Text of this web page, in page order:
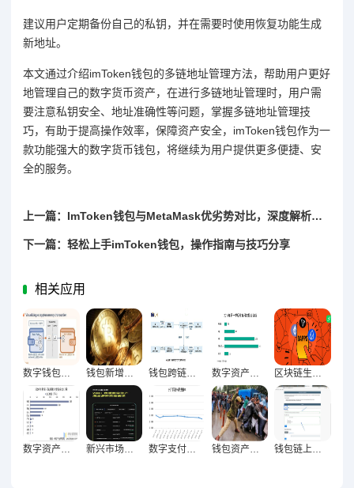
建议用户定期备份自己的私钥，并在需要时使用恢复功能生成
新地址。
本文通过介绍imToken钱包的多链地址管理方法，帮助用户更好
地管理自己的数字货币资产，在进行多链地址管理时，用户需
要注意私钥安全、地址准确性等问题，掌握多链地址管理技
巧，有助于提高操作效率，保障资产安全，imToken钱包作为一
款功能强大的数字货币钱包，将继续为用户提供更多便捷、安
全的服务。
上一篇：ImToken钱包与MetaMask优劣势对比，深度解析两款数字钱包的优劣特点
下一篇：轻松上手imToken钱包，操作指南与技巧分享
相关应用
数字资产生态革命，钱包与NFT交互数据增长的新坐标 新兴市场崛起与钱包用户激增60%驱动下的全球金融新格局 数字支付生态重构驱动钱包交易量倍增与市场跃升密码 钱包资产规模创新高，信心回暖的逻辑与未来展望 钱包链上交互次数创历史新高，DeFi生态驱动效应凸显